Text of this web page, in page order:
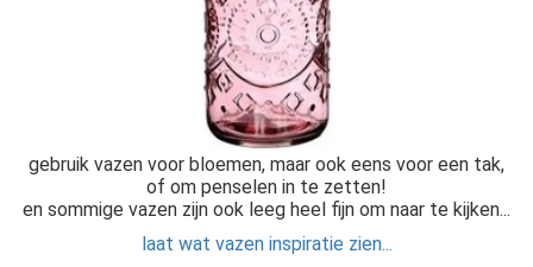
gebruik vazen voor bloemen, maar ook eens voor een tak,
of om penselen in te zetten!
en sommige vazen zijn ook leeg heel fijn om naar te kijken...
laat wat vazen inspiratie zien...